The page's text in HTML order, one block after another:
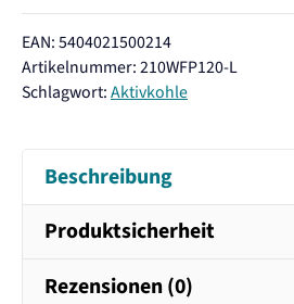
Protect-
L
Filterpatrone
EAN: 5404021500214
Artikelnummer:210WFP120-L
Schlagwort:Aktivkohle
Beschreibung
Produktsicherheit
Rezensionen (0)